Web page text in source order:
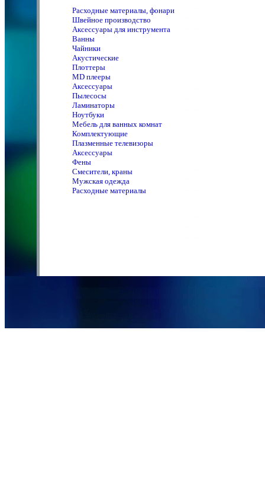
Расходные материалы, фонари
Швейное производство
Аксессуары для инструмента
Ванны
Чайники
Акустические
Плоттеры
MD плееры
Аксессуары
Пылесосы
Ламинаторы
Ноутбуки
Мебель для ванных комнат
Комплектующие
Плазменные телевизоры
Аксессуары
Фены
Смесители, краны
Мужская одежда
Расходные материалы